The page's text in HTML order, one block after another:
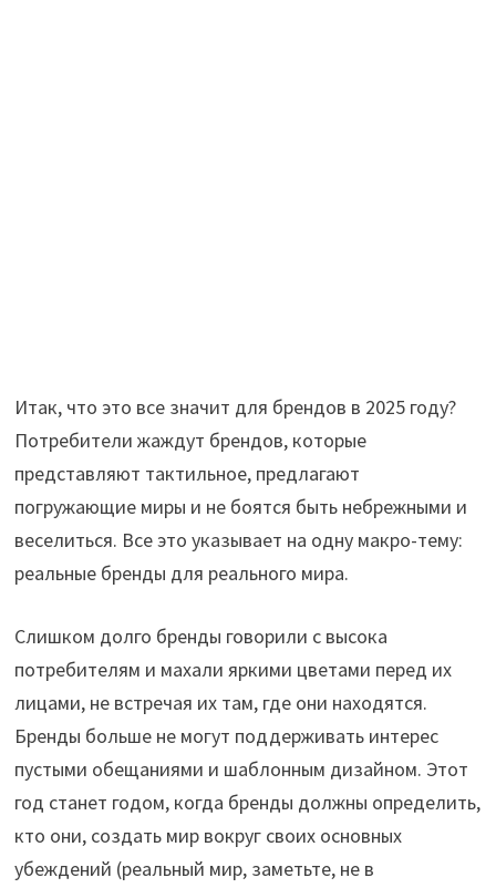
Итак, что это все значит для брендов в 2025 году?
Потребители жаждут брендов, которые
представляют тактильное, предлагают
погружающие миры и не боятся быть небрежными и
веселиться. Все это указывает на одну макро-тему:
реальные бренды для реального мира.
Слишком долго бренды говорили с высока
потребителям и махали яркими цветами перед их
лицами, не встречая их там, где они находятся.
Бренды больше не могут поддерживать интерес
пустыми обещаниями и шаблонным дизайном. Этот
год станет годом, когда бренды должны определить,
кто они, создать мир вокруг своих основных
убеждений (реальный мир, заметьте, не в